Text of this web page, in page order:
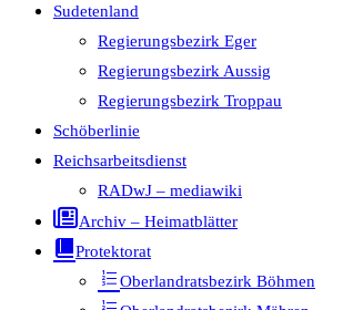
Sudetenland
Regierungsbezirk Eger
Regierungsbezirk Aussig
Regierungsbezirk Troppau
Schöberlinie
Reichsarbeitsdienst
RADwJ – mediawiki
Archiv – Heimatblätter
Protektorat
Oberlandratsbezirk Böhmen